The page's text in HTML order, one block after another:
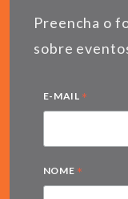
Preencha o
sobre
E-MAIL *
NOME *